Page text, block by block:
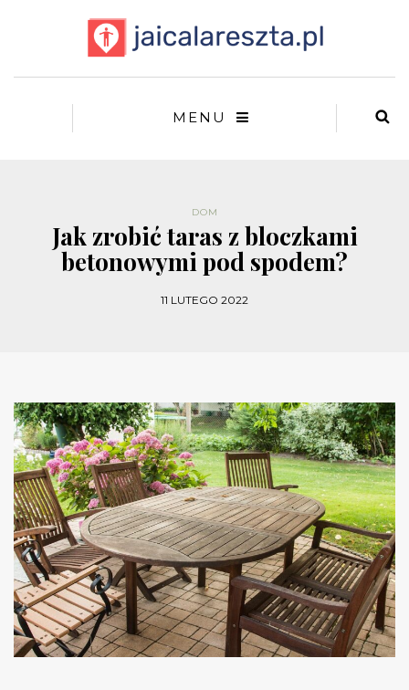
MENU
DOM
Jak zrobić taras z bloczkami
betonowymi pod spodem?
11 LUTEGO 2022